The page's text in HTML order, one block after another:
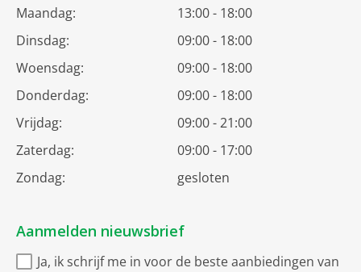
Maandag:
13:00 - 18:00
Dinsdag:
09:00 - 18:00
Woensdag:
09:00 - 18:00
Donderdag:
09:00 - 18:00
Vrijdag:
09:00 - 21:00
Zaterdag:
09:00 - 17:00
Zondag:
gesloten
Aanmelden nieuwsbrief
Ja, ik schrijf me in voor de beste aanbiedingen van